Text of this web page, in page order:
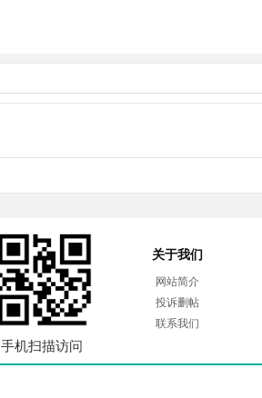
手机扫描访问
关于我们
网站简介
投诉删帖
联系我们